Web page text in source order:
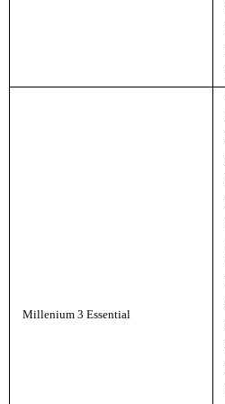
Millenium 3 Essential